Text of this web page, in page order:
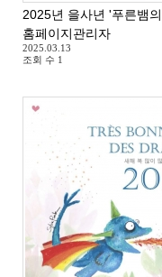
2025년 을사년 '푸른뱀
홈페이지관리자
2025.03.13
조회 수 1